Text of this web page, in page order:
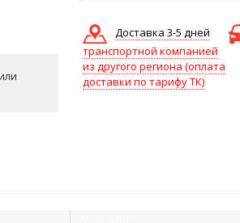
Доставка 3-5 дней
транспортной компанией
из другого региона (оплата
доставки по тарифу ТК)